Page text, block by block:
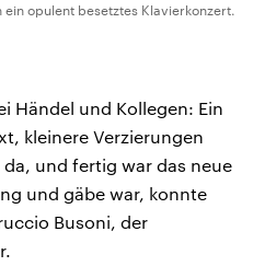
ein opulent besetztes Klavierkonzert.
Händel und Kollegen: Ein
kleinere Verzierungen
und fertig war das neue
und gäbe war, konnte
Busoni, der